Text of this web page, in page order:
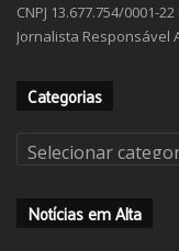
CNPJ 13.677.754/0001-
Jornalista Responsável
Categorias
Categorias
Notícias em Alta